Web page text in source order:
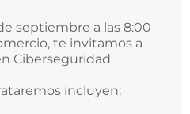
septiembre a las 8:00
te invitamos a
Ciberseguridad.
incluyen: